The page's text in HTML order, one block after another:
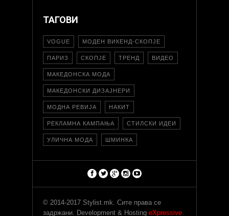
ТАГОВИ
VOGUE МОДЕН ВИКЕНД-СКОПЈЕ
ПАРИЗ СКОПЈЕ ТРЕНД ВИДЕО
МАКЕДОНСКА МОДА
МАКЕДОНСКИ ДИЗАЈНЕРИ
МОДНА РЕВИЈА НАКИТ
РЕКЛАМНА КАМПАЊА СТИЛСКИ ИДЕИ
УЛИЧНА МОДА ШМИНКА
© 2014-2017 Stylist.mk. Сите права се
задржани. Development & Hosting eXpressive